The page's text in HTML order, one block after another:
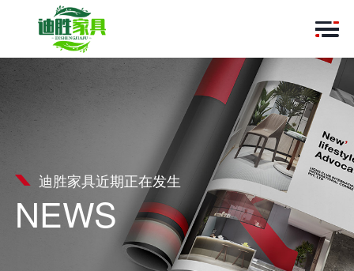
迪胜家具近期正在发生
NEWS